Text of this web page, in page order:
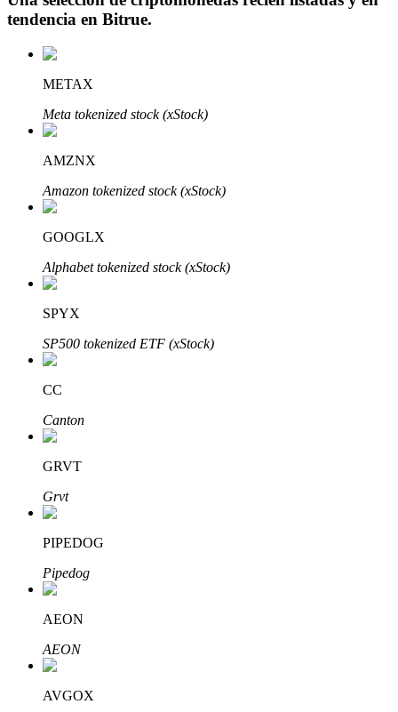
Obtenga ganancias a largo plazo e intereses flexibles
Aprender Staking
Obtenga más información sobre cómo obtener ingresos pasivos
Bitrue
Bitrue Partners
Afiliados de Bitrue
tendencia en Bitrue.
METAX
Meta tokenized stock (xStock)
AMZNX
Amazon tokenized stock (xStock)
GOOGLX
Alphabet tokenized stock (xStock)
SPYX
SP500 tokenized ETF (xStock)
CC
Canton
GRVT
Grvt
PIPEDOG
Pipedog
AEON
AEON
AVGOX